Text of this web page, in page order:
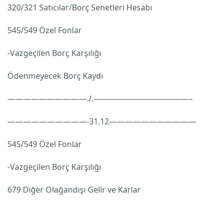
320/321 Satıcılar/Borç Senetleri Hesabı
545/549 Özel Fonlar
-Vazgeçilen Borç Karşılığı
Ödenmeyecek Borç Kaydı
——————————./.————————————–
——————————-31.12———————————
545/549 Özel Fonlar
-Vazgeçilen Borç Karşılığı
679 Diğer Olağandışı Gelir ve Karlar